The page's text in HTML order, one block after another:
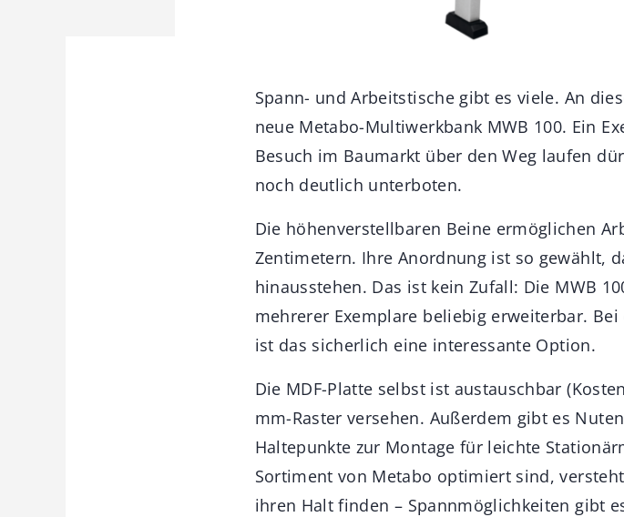
Spann- und Arbeitstische gibt es viele. An
neue Metabo-Multiwerkbank MWB 100. Ein
Besuch im Baumarkt über den Weg laufen
noch deutlich unterboten.
Die höhenverstellbaren Beine ermöglichen
Zentimetern. Ihre Anordnung ist so gewählt,
hinausstehen. Das ist kein Zufall: Die MWB
mehrerer Exemplare beliebig erweiterbar.
ist das sicherlich eine interessante Option.
Die MDF-Platte selbst ist austauschbar
mm-Raster versehen. Außerdem gibt es
Haltepunkte zur Montage für leichte
Sortiment von Metabo optimiert sind,
ihren Halt finden – Spannmöglichkeiten gibt